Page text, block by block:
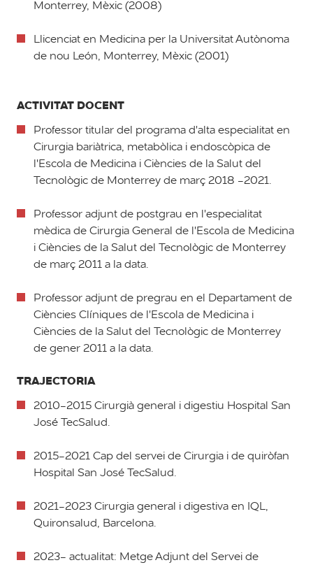
Monterrey, Mèxic (2008)
Llicenciat en Medicina per la Universitat Autònoma
de nou León, Monterrey, Mèxic (2001)
ACTIVITAT DOCENT
Professor titular del programa d'alta especialitat en
Cirurgia bariàtrica, metabòlica i endoscòpica de
l'Escola de Medicina i Ciències de la Salut del
Tecnològic de Monterrey de març 2018 -2021.
Professor adjunt de postgrau en l'especialitat
mèdica de Cirurgia General de l'Escola de Medicina
i Ciències de la Salut del Tecnològic de Monterrey
de març 2011 a la data.
Professor adjunt de pregrau en el Departament de
Ciències Clíniques de l'Escola de Medicina i
Ciències de la Salut del Tecnològic de Monterrey
de gener 2011 a la data.
TRAJECTORIA
2010-2015 Cirurgià general i digestiu Hospital San
José TecSalud.
2015-2021 Cap del servei de Cirurgia i de quiròfan
Hospital San José TecSalud.
2021-2023 Cirurgia general i digestiva en IQL,
Quironsalud, Barcelona.
2023- actualitat: Metge Adjunt del Servei de